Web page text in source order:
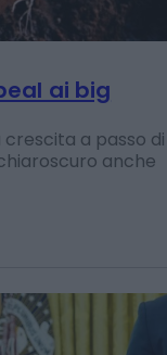
ai big
a passo di
anche